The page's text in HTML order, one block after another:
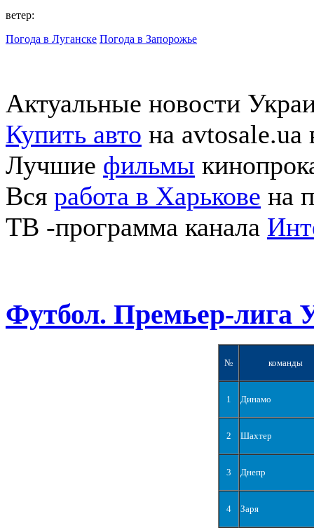
ветер:
Погода в Луганске Погода в Запорожье
Актуальные новости
Купить авто на avtosale.ua
Лучшие фильмы
Вся работа в Харькове на
ТВ -программа канала
Футбол. Премьер-лига
№ команды
1 Динамо
2 Шахтер
3 Днепр
4 Заря